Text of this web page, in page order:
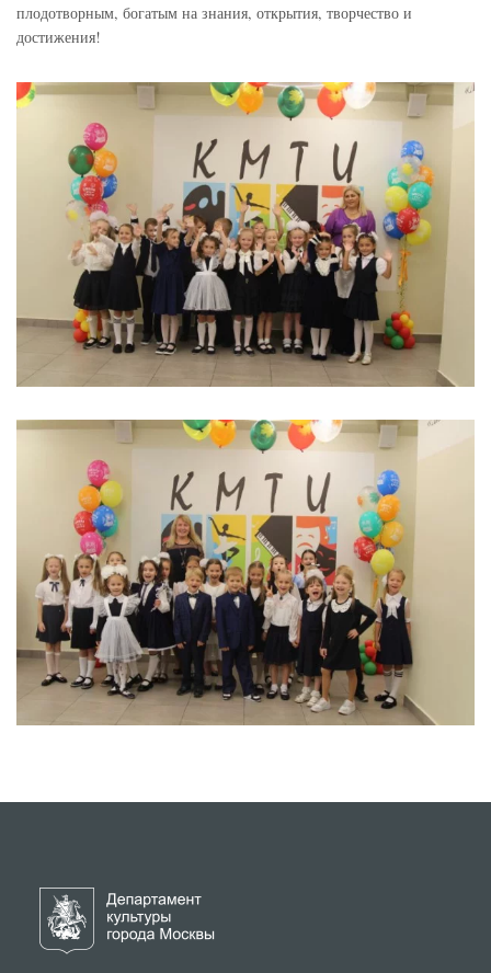
плодотворным, богатым на знания, открытия, творчество и
достижения!